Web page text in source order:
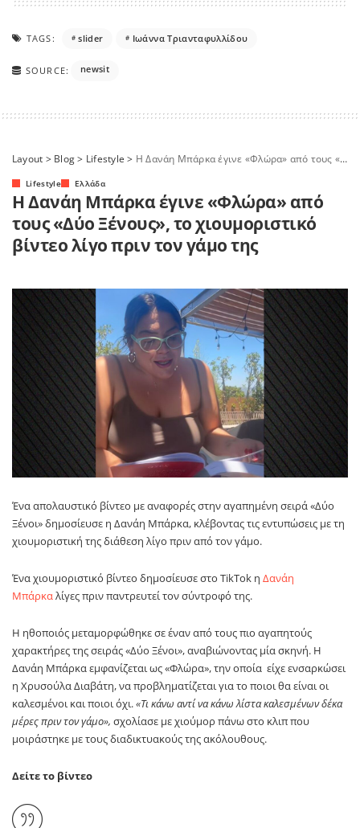
TAGS: slider Ιωάννα Τριανταφυλλίδου
SOURCE: newsit
Layout > Blog> Lifestyle > Η Δανάη Μπάρκα έγινε «Φλώρα» από τους «Δύο Ξένους», το χιουμοριστικό βίντεο λίγο πριν τον γάμο της
Lifestyle Ελλάδα
Η Δανάη Μπάρκα έγινε «Φλώρα» από
τους «Δύο Ξένους», το χιουμοριστικό
βίντεο λίγο πριν τον γάμο της
Ένα απολαυστικό βίντεο με αναφορές στην αγαπημένη σειρά «Δύο
Ξένοι» δημοσίευσε η Δανάη Μπάρκα, κλέβοντας τις εντυπώσεις με τη
χιουμοριστική της διάθεση λίγο πριν από τον γάμο.
Ένα χιουμοριστικό βίντεο δημοσίευσε στο TikTok η Δανάη
Μπάρκα λίγες πριν παντρευτεί τον σύντροφό της.
Η ηθοποιός μεταμορφώθηκε σε έναν από τους πιο αγαπητούς
χαρακτήρες της σειράς «Δύο Ξένοι», αναβιώνοντας μία σκηνή. Η
Δανάη Μπάρκα εμφανίζεται ως «Φλώρα», την οποία είχε ενσαρκώσει
η Χρυσούλα Διαβάτη, να προβληματίζεται για το ποιοι θα είναι οι
καλεσμένοι και ποιοι όχι.«Τι κάνω αντί να κάνω λίστα καλεσμένων δέκα
μέρες πριν τον γάμο», σχολίασε με χιούμορ πάνω στο κλιπ που
μοιράστηκε με τους διαδικτυακούς της ακόλουθους.
Δείτε το βίντεο